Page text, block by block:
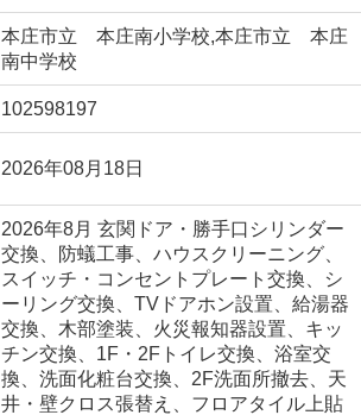
本庄市立 本庄南小学校,本庄市立 本庄
南中学校
102598197
2026年08月18日
2026年8月 玄関ドア・勝手口シリンダー
交換、防蟻工事、ハウスクリーニング、
スイッチ・コンセントプレート交換、シ
ーリング交換、TVドアホン設置、給湯器
交換、木部塗装、火災報知器設置、キッ
チン交換、1F・2Fトイレ交換、浴室交
換、洗面化粧台交換、2F洗面所撤去、天
井・壁クロス張替え、フロアタイル上貼